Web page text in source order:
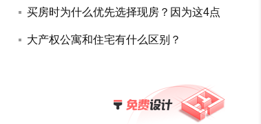
买房时为什么优先选择现房？因为这4点
大产权公寓和住宅有什么区别？